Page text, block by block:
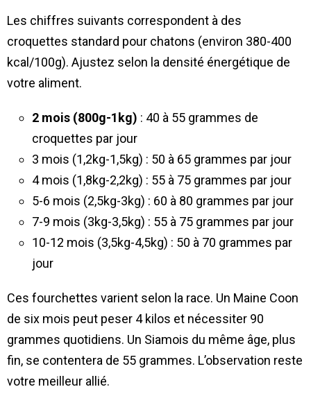
Les chiffres suivants correspondent à des
croquettes standard pour chatons (environ 380-400
kcal/100g). Ajustez selon la densité énergétique de
votre aliment.
2 mois (800g-1kg) : 40 à 55 grammes de
croquettes par jour
3 mois (1,2kg-1,5kg) : 50 à 65 grammes par jour
4 mois (1,8kg-2,2kg) : 55 à 75 grammes par jour
5-6 mois (2,5kg-3kg) : 60 à 80 grammes par jour
7-9 mois (3kg-3,5kg) : 55 à 75 grammes par jour
10-12 mois (3,5kg-4,5kg) : 50 à 70 grammes par
jour
Ces fourchettes varient selon la race. Un Maine Coon
de six mois peut peser 4 kilos et nécessiter 90
grammes quotidiens. Un Siamois du même âge, plus
fin, se contentera de 55 grammes. L’observation reste
votre meilleur allié.